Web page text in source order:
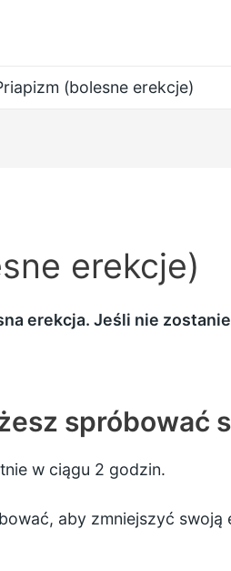
(bolesne erekcje)
erekcje)
erekcja. Jeśli nie
spróbować
w ciągu 2 godzin.
aby zmniejszyć swoją